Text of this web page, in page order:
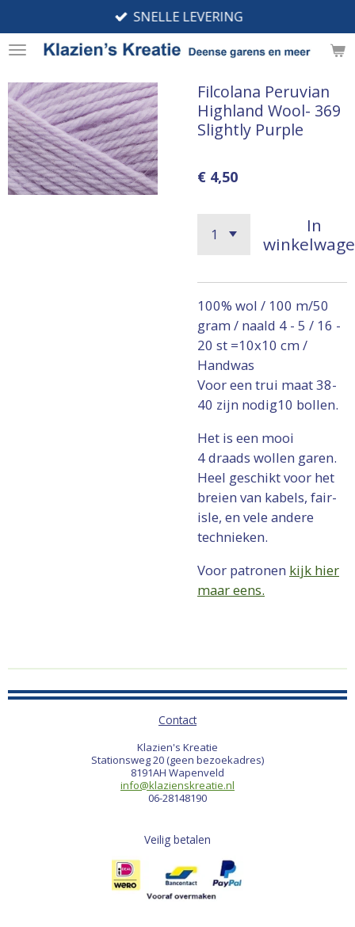
direct
naar
hoofdinhoud
SNELLE LEVERING
Filcolana Peruvian
Highland Wool- 369
Slightly Purple
€ 4,50
In
100% wol / 100 m/50
gram / naald 4 - 5 / 16 -
20 st =10x10 cm /
Handwas
Voor een trui maat 38-
40 zijn nodig10 bollen.
Het is een mooi
4 draads wollen garen.
Heel geschikt voor het
breien van kabels, fair-
isle, en vele andere
technieken.
Voor patronen kijk hier
maar eens.
Contact
Klazien's Kreatie
Stationsweg 20 (geen bezoekadres)
8191AH Wapenveld
info@klazienskreatie.nl
06-28148190
Veilig betalen